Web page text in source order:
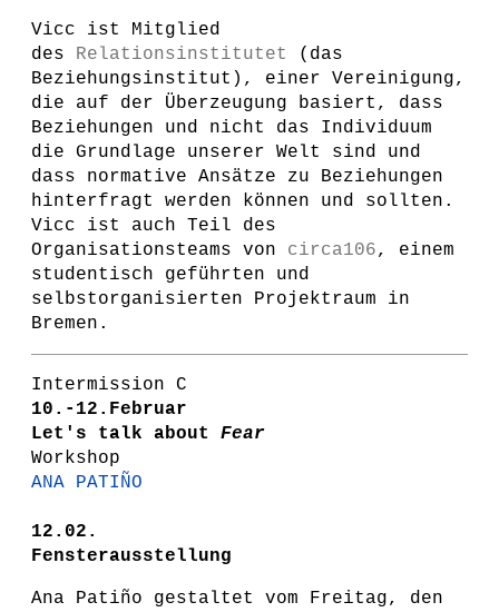
Vicc ist Mitglied
des Relationsinstitutet
(das
Beziehungsinstitut), einer Vereinigung,
die auf der Überzeugung basiert, dass
Beziehungen und nicht das Individuum
die Grundlage unserer Welt sind und
dass normative Ansätze zu Beziehungen
hinterfragt werden können und sollten.
Vicc ist auch Teil des
Organisationsteams von circa106, einem
studentisch geführten und
selbstorganisierten Projektraum in
Bremen.
Intermission C
10.-12.Februar
Let's talk about Fear
Workshop
ANA PATIÑO
12.02.
Fensterausstellung
Ana Patiño gestaltet vom Freitag, den